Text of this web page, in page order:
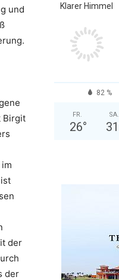
und
Birgit
der
der
Klarer Himmel
82 %
FR.
26°
SA.
31